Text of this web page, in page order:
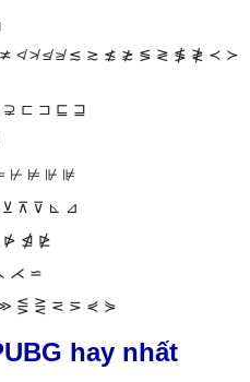
≮ ≯ ≰ ≱ ≲ ≳ ≴ ≵ ≶ ≷ ≸ ≹ ≺ ≻
⊏ ⊐ ⊑ ⊒
⊬ ⊭ ⊮ ⊯
⊼ ⊽ ⊾ ⊿
⋫ ⋬ ⋭
⋌ ⋍
⋚ ⋛ ⋜ ⋝ ⋞ ⋟
hay nhất